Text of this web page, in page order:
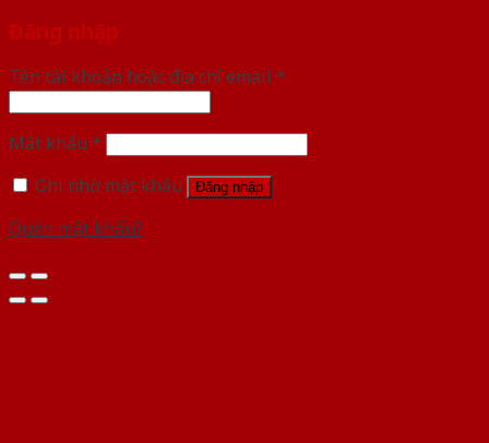
Đăng nhập
Tên tài khoản hoặc địa chỉ email *
Mật khẩu *
Ghi nhớ mật khẩu
Đăng nhập
Quên mật khẩu?